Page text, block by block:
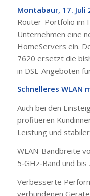
Montabaur, 17. Juli
Router-Portfolio im
Unternehmen eine
HomeServers ein.
7620 ersetzt die
in DSL-Angeboten
Schnelleres WLAN
Auch bei den
profitieren
Leistung und
WLAN-Bandbreite
5‑GHz‑Band und
Verbesserte
verbundenen